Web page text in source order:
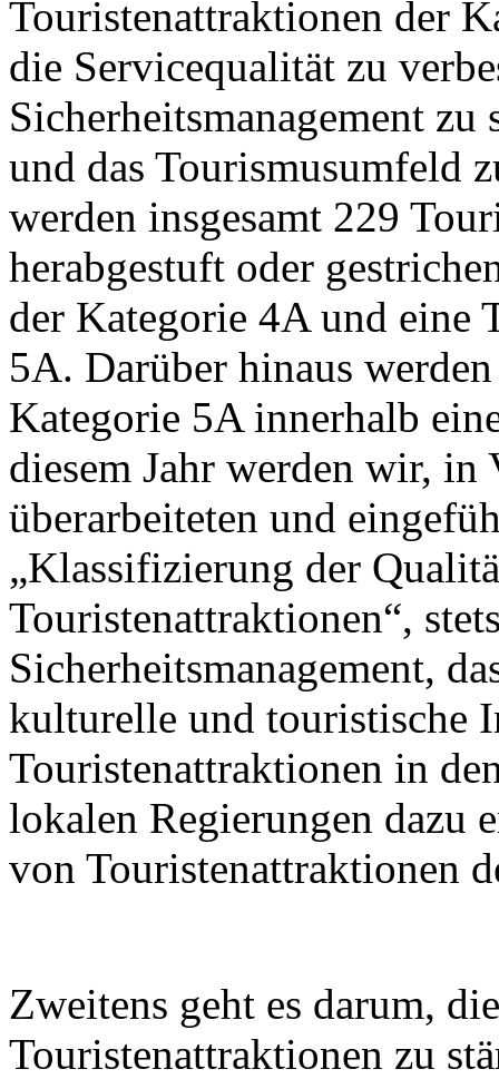
Touristenattraktionen der
die Servicequalität zu
Sicherheitsmanagement
und das Tourismusumfeld
werden insgesamt 229
herabgestuft oder
der Kategorie 4A und eine
5A. Darüber hinaus
Kategorie 5A innerhalb
diesem Jahr werden wir,
überarbeiteten und
„Klassifizierung der
Touristenattraktionen“,
Sicherheitsmanagement,
kulturelle und touristische
Touristenattraktionen in
lokalen Regierungen dazu
von Touristenattraktionen
Zweitens geht es darum,
Touristenattraktionen zu